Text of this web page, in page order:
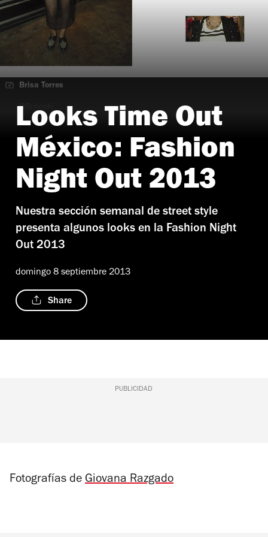
Brisa Torres
@Brisooki
Usando ropa de H&M y Zara
Looks Time Out
México: Fashion
Night Out 2013
Nuestra sección semanal de street style
presenta algunos looks en la Fashion Night
Out 2013
domingo 8 septiembre 2013
Share
PUBLICIDAD
Fotografías de Giovana Razgado